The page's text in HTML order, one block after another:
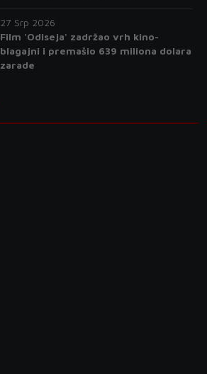
27 Srp 2026
Film 'Odiseja' zadržao vrh kino-
blagajni i premašio 639 miliona dolara
zarade